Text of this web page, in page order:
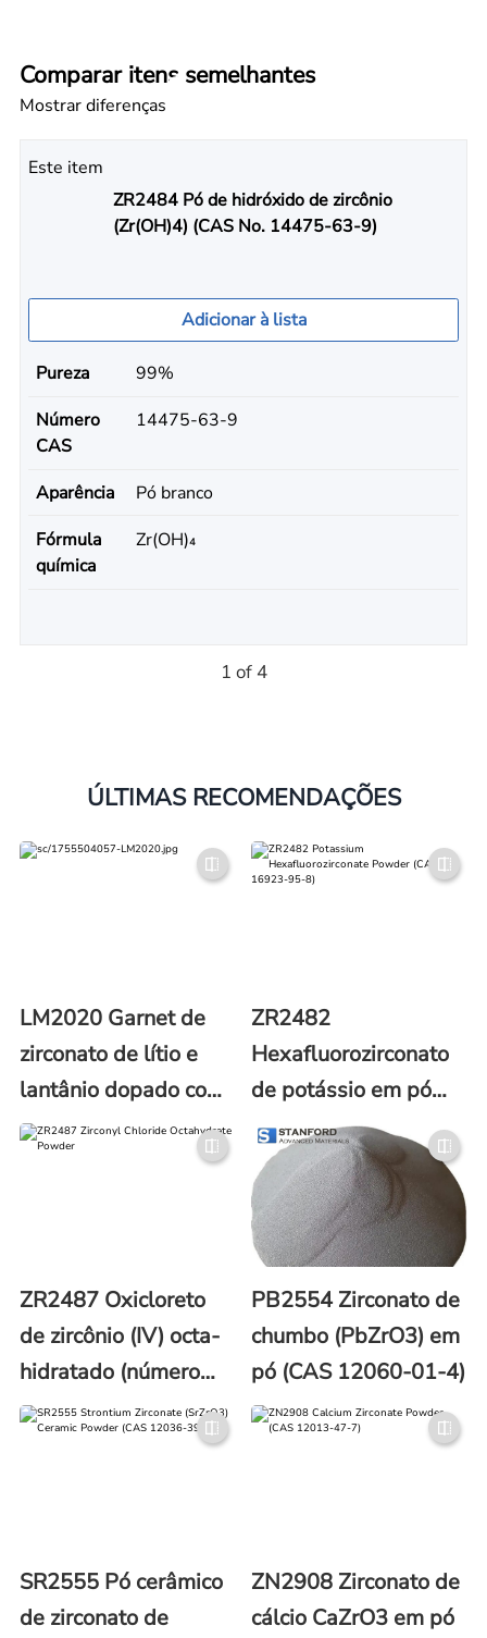
Comparar itens semelhantes
Mostrar diferenças
Este item
ZR2484 Pó de hidróxido de zircônio
(Zr(OH)4) (CAS No. 14475-63-9)
Adicionar à lista
Pureza
99%
Número
CAS
14475-63-9
Aparência
Pó branco
Fórmula
química
Zr(OH)₄
1 of 4
ÚLTIMAS RECOMENDAÇÕES
LM2020 Garnet de
zirconato de lítio e
lantânio dopado com
Ta (LLZO)
ZR2482
Hexafluorozirconato
de potássio em pó
(CAS 16923-95-8)
ZR2487 Oxicloreto
de zircônio (IV) octa-
hidratado (número
CAS 13520-92-8)
PB2554 Zirconato de
chumbo (PbZrO3) em
pó (CAS 12060-01-4)
SR2555 Pó cerâmico
de zirconato de
ZN2908 Zirconato de
cálcio CaZrO3 em pó